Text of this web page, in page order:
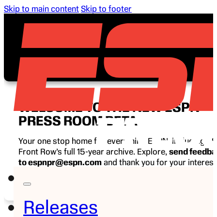
Skip to main content Skip to footer
Releases
WELCOME TO THE NEW ESPN
PRESS ROOM BETA
Your one stop home for everything ESPN, including
Front Row’s full 15-year archive. Explore, send
to espnpr@espn.com and thank you for your